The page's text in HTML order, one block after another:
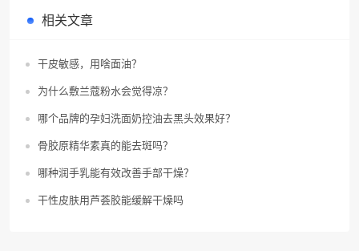
相关文章
干皮敏感，用啥面油？
为什么敷兰蔻粉水会觉得凉？
哪个品牌的孕妇洗面奶控油去黑头效果好？
骨胶原精华素真的能去斑吗？
哪种润手乳能有效改善手部干燥？
干性皮肤用芦荟胶能缓解干燥吗